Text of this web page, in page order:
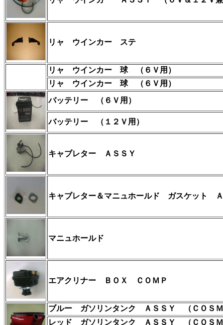
リャ ウインカー ステ
リャ
ウインカー 球 （６Ｖ用）
リャ
ウインカー 球 （６Ｖ用）
バッテリー
（６Ｖ用）
バッテリー （１２Ｖ用）
キャブレター ＡＳＳＹ
キャブレター＆マニュホールド ガスケット
マニュホールド
エアクリナー ＢＯＸ ＣＯＭＰ
ブルー ガソリンタンク ＡＳＳＹ
（ＣＯＳ
レッド ガソリンタンク ＡＳＳＹ
（ＣＯＳ